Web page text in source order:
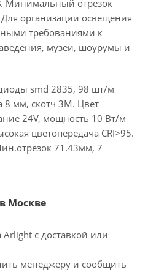
Минимальный отрезок
организации освещения
требованиями к
музеи, шоурумы и
smd 2835, 98 шт/м
8 мм, скотч 3М. Цвет
24V, мощность 10 Вт/м
цветопередача CRI>95.
71.43мм, 7
Москве
с доставкой или
менеджеру и сообщить